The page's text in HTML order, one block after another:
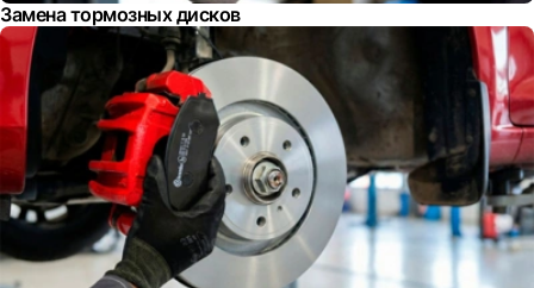
Замена тормозных дисков